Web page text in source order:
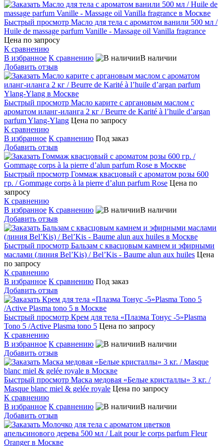
Быстрый просмотр Масло для тела с ароматом ванили 500 мл /
Huile de massage parfum Vanille - Massage oil Vanilla fragrance
Цена по запросу
К сравнению
В избранное К сравнению
В наличии
Добавить отзыв
Быстрый просмотр Масло карите с аргановым маслом с
ароматом иланг-иланга 2 кг / Beurre de Karité à l’huile d’argan
parfum Ylang-Ylang Цена по запросу
К сравнению
В избранное К сравнению Под заказ
Добавить отзыв
Быстрый просмотр Гоммаж квасцовый с ароматом розы 600
гр. / Gommage corps à la pierre d’alun parfum Rose Цена по
запросу
К сравнению
В избранное К сравнению
В наличии
Добавить отзыв
Быстрый просмотр Бальзам с квасцовым камнем и эфирными
маслами (линия Bel’Kis) / Bel’Kis - Baume alun aux huiles Цена
по запросу
К сравнению
В избранное К сравнению Под заказ
Добавить отзыв
Быстрый просмотр Крем для тела «Плазма Тонус -5»Plasma
Tono 5 /Active Plasma tono 5 Цена по запросу
К сравнению
В избранное К сравнению
В наличии
Добавить отзыв
Быстрый просмотр Маска медовая «Белые кристаллы» 3 кг. /
Masque blanc miel & gelée royale Цена по запросу
К сравнению
В избранное К сравнению
В наличии
Добавить отзыв